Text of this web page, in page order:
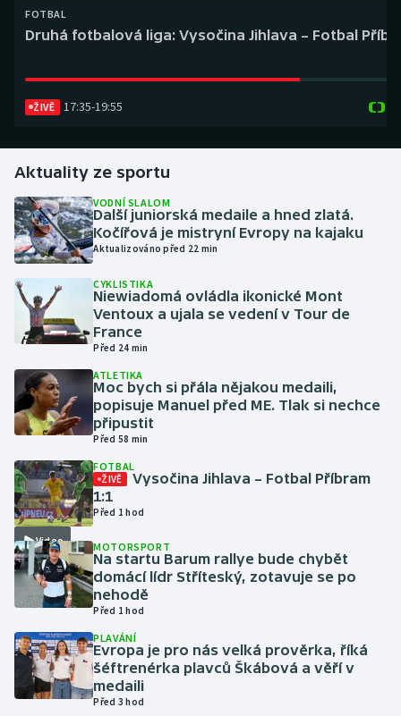
Golf
Gymnastika
Házená
Jezdectví
Judo
Krasobruslení
Lezení
Lyže a snowboard
Moderní pětiboj
Motorsport
Olympijské hry
Parasport
Plavání
FOTBAL
Druhá fotbalová liga: Vysočina Jihlava – Fotbal
ŽIVĚ 17:35-19:55
Aktuality ze sportu
VODNÍ SLALOM
Další juniorská medaile a hned zlatá.
Kočířová je mistryní Evropy na kajaku
Aktualizováno před 22 min
CYKLISTIKA
Niewiadomá ovládla ikonické Mont
Ventoux a ujala se vedení v Tour de
France
Před 24 min
ATLETIKA
Moc bych si přála nějakou medaili,
popisuje Manuel před ME. Tlak si nechce
připustit
Před 58 min
Video
FOTBAL
ŽIVĚ
Vysočina Jihlava – Fotbal Příbram
1:1
Před 1 hod
MOTORSPORT
Na startu Barum rallye bude chybět
domácí lídr Stříteský, zotavuje se po
nehodě
Před 1 hod
PLAVÁNÍ
Evropa je pro nás velká prověrka, říká
šéftrenérka plavců Škábová a věří v
medaili
Před 3 hod